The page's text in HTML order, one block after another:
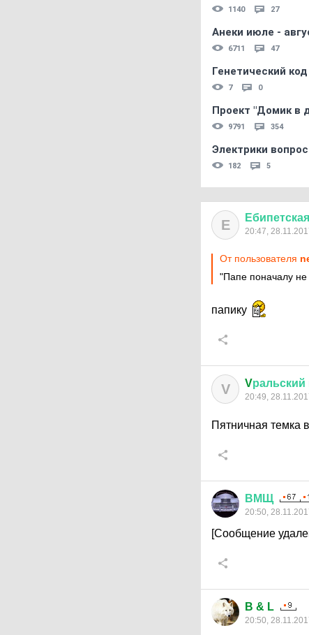
1140 27
Анеки июле -
6711 47
Генетический
7 0
Проект "Домик в
9791 354
Электрики
182 5
Е Ебипетская
20:47,
От пользователя
"Папе поначалу не
папику
V Vральский
20:49,
Пятничная темка
ВМЩ
20:50,
[Сообщение
B & L
20:50,